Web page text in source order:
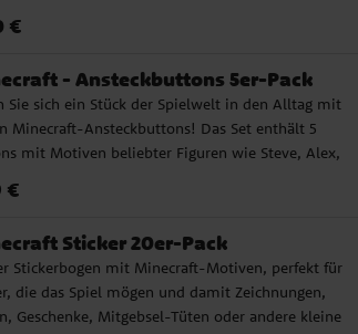
Sammeln für alle Minecraft-Fans. ✔️ Enthält
✔️ Offiziell lizenziertes Produkt
: 3,90 €
€
- Ansteckbuttons 5er-Pack
Sie sich ein Stück der Spielwelt in den Alltag mit
Minecraft-Ansteckbuttons! Das Set enthält 5
mit Motiven beliebter Figuren wie Steve, Alex,
an Taschen, Jacken oder Federmäppchen.
ist etwas größer mit 3,8 cm Durchmesser. Sie
einfach mit einer Sicherheitsnadel auf der
befestigt. ✔️ Enthält 5 Buttons mit
Minecraft-Motiven ✔️ Größe: 4 Stück ca.
:3,29 €
€
Sticker 20er-Pack
Stickerbogen mit Minecraft-Motiven, perfekt für
die das Spiel mögen und damit Zeichnungen,
Geschenke, Mitgebsel-Tüten oder andere kleine